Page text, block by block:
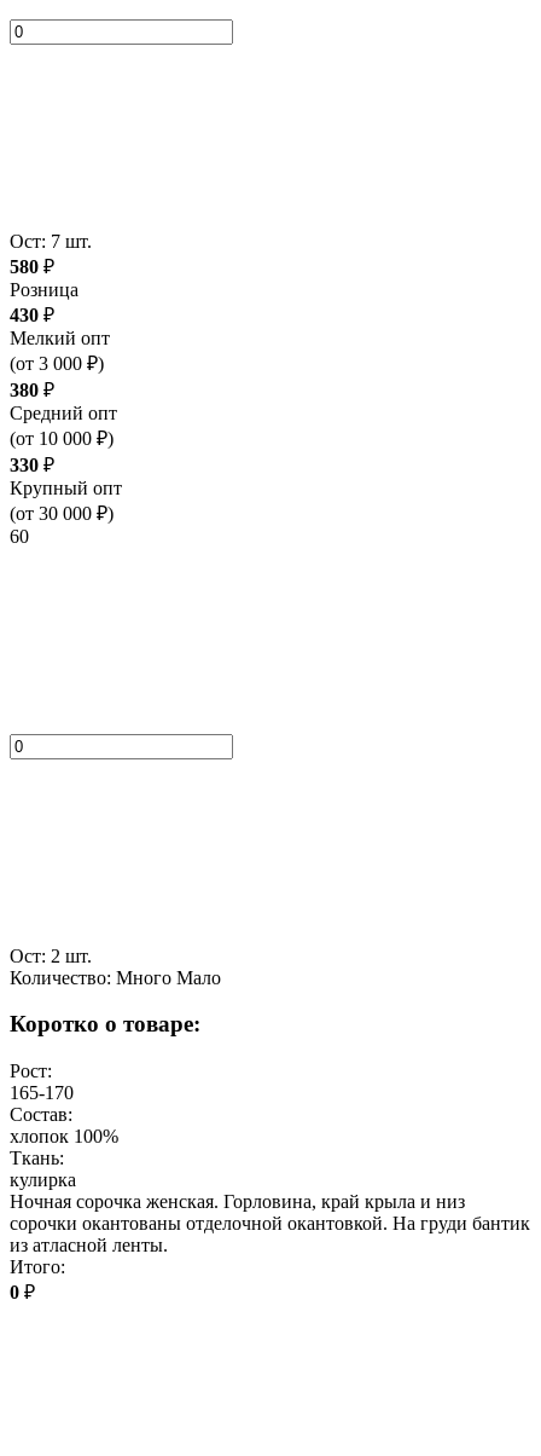
Ост: 7 шт.
580 ₽
Розница
430 ₽
Мелкий опт
(от 3 000 ₽)
380 ₽
Средний опт
(от 10 000 ₽)
330 ₽
Крупный опт
(от 30 000 ₽)
60
Ост: 2 шт.
Количество: Много Мало
Коротко о товаре:
Рост:
165-170
Состав:
хлопок 100%
Ткань:
кулирка
Ночная сорочка женская. Горловина, край крыла и низ
сорочки окантованы отделочной окантовкой. На груди бантик
из атласной ленты.
Итого:
0 ₽